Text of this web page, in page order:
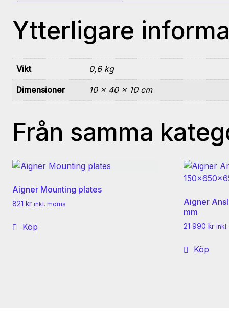
Ytterligare
Vikt 0,6 kg
Dimensioner 10 × 40 × 10 cm
Från samma
Aigner Mounting plates
821 kr inkl. moms
Köp
Aigner
mm
21 990 kr
Köp